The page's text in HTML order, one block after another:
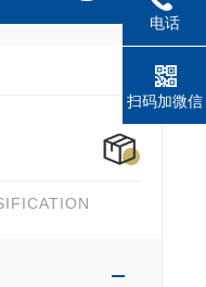
电话
扫码加微信